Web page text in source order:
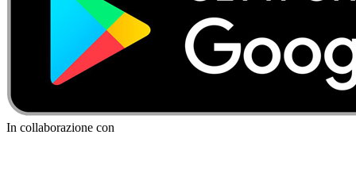
In collaborazione con